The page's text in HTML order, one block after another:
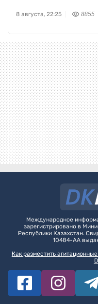
8 августа, 22:25 8855
Международное
зарегистрировано в
Республики Казахстан.
10484-АА
Как разместить